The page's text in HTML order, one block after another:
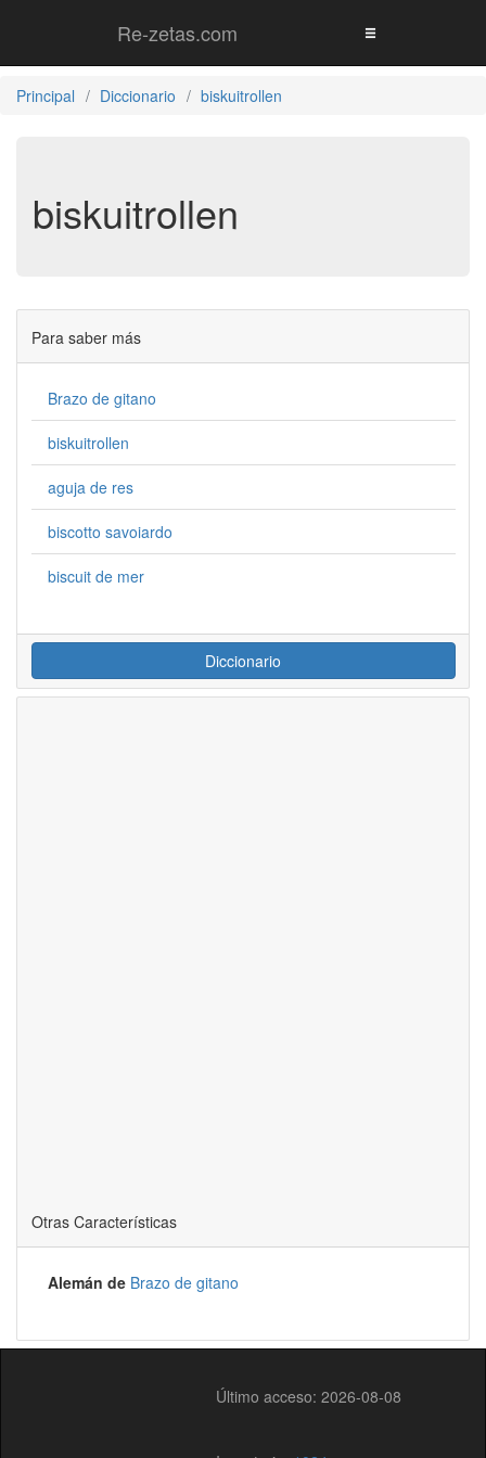
Re-zetas.com
Principal Diccionario biskuitrollen
biskuitrollen
Para saber más
Brazo de gitano
biskuitrollen
aguja de res
biscotto savoiardo
biscuit de mer
Diccionario
Otras Características
Alemán de Brazo de gitano
Último acceso: 2026-08-08